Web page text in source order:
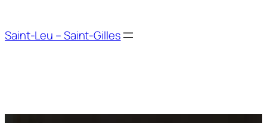
contenu
Saint-Leu – Saint-Gilles